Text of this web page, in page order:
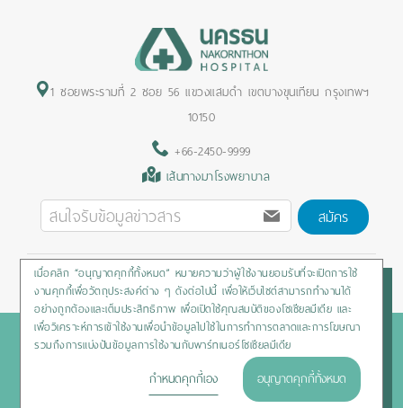
1 ซอยพระรามที่ 2 ซอย 56 แขวงแสมดำ เขตบางขุนเทียน กรุงเทพฯ
10150
+66-2450-9999
เส้นทางมาโรงพยาบาล
สมัคร
Privacy Policy/Cookies Policy/Sitemap/สิทธิผู้ป่วย
Copyright © 2020 Nakornthon Hospital. All rights reserved
HOTLINE : +66-2450-9999
เมื่อคลิก “อนุญาตคุกกี้ทั้งหมด” หมายความว่าผู้ใช้งานยอมรับที่จะเปิดการใช้
งานคุกกี้เพื่อวัตถุประสงค์ต่าง ๆ ดังต่อไปนี้ เพื่อให้เว็บไซต์สามารถทำงานได้
อย่างถูกต้องและเต็มประสิทธิภาพ เพื่อเปิดใช้คุณสมบัติของโซเชียลมีเดีย และ
เพื่อวิเคราะห์การเข้าใช้งานเพื่อนำข้อมูลไปใช้ในการทำการตลาดและการโฆษณา
รวมถึงการแบ่งปันข้อมูลการใช้งานกับพาร์ทเนอร์โซเชียลมีเดีย
กำหนดคุกกี้เอง อนุญาตคุกกี้ทั้งหมด